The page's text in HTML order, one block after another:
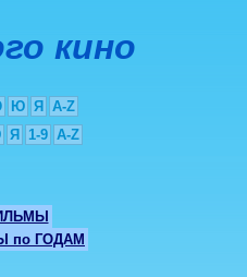
кино
Ю Я
A-Z
Я 1-9 A-Z
по ГОДАМ